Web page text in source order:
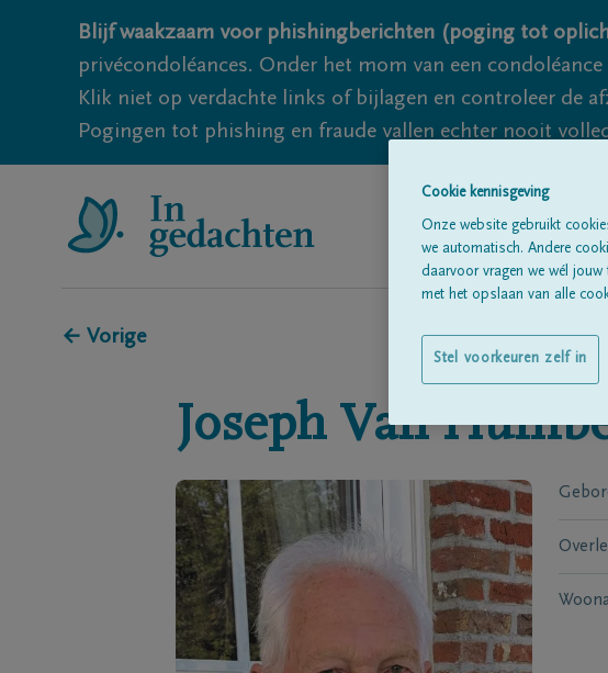
Blijf waakzaam voor phishingberichten (poging tot
privécondoléances. Onder het mom van een
Klik niet op verdachte links of bijlagen en controleer de
Pogingen tot phishing en fraude vallen echter nooit
← Vorige
Joseph Van
Cookie kennisgeving
Onze website gebruikt
we automatisch. Andere
daarvoor vragen we wél
met het opslaan van alle
Stel voorkeuren zelf in